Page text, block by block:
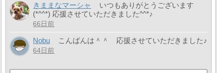
きままなマーシャ
いつもありがとうございます
(*^^*) 応援させていただきました^^*♪
66日前
Nobu こんばんは＾＾ 応援させていただきました♪
64日前